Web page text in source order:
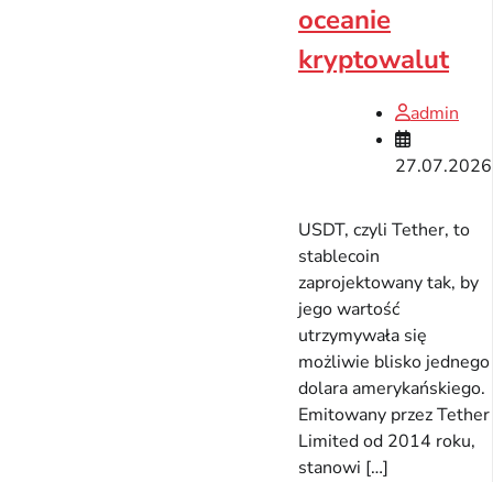
oceanie
kryptowalut
admin
27.07.2026
USDT, czyli Tether, to
stablecoin
zaprojektowany tak, by
jego wartość
utrzymywała się
możliwie blisko jednego
dolara amerykańskiego.
Emitowany przez Tether
Limited od 2014 roku,
stanowi […]